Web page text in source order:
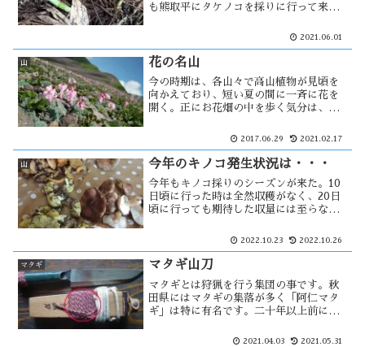
も熊取平にタケノコを採りに行って来ま
た場所で、それ以降中々良い日に当たら
ど早いという事で、例年より早めに・・
2021.06.01
山 花の名山
今の時期は、各山々で高山植物が見頃を
向かえており、短い夏の間に一斉に花を
開く。正にお花畑の中を歩く気分は、今
いものだ。秋田県には多くの山が有りま
にあり高山植物の宝庫で・・
2017.06.29 2021.02.17
山 今年のキノコ発生状況は・・・
今年もキノコ採りのシーズンが来た。10
日頃に行った時は全然収穫がなく、20日
頃に行っても期待した収量には至らなか
か？今年の天候は不順だとされている。
シーズンが終わって不作年になるか・・
2022.10.23 2022.10.26
マタギ マタギ山刀
マタギとは狩猟を行う集団の事です。秋
田県にはマタギの集落が多く「阿仁マタ
ギ」は特に有名です。二十年以上前に、
剛」からマタギ山刀を購入しました。
2021.04.03 2021.05.31